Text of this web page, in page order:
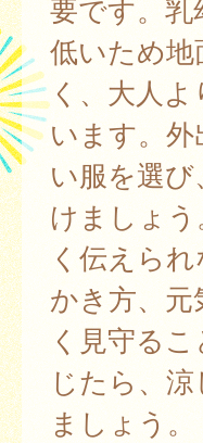
要です。乳
低いため
く、大人
います。
い服を選
けましょ
く伝えら
かき方、
く見守る
じたら、
ましょう。